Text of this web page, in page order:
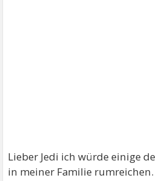
Lieber Jedi ich würde einige
in meiner Familie rumreichen.